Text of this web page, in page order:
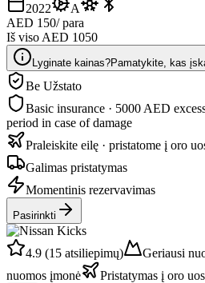
2022
A
AED 150/ para
Iš viso AED 1050
Lyginate kainas?Pamatykite, kas
Be Užstato
Basic insurance · 5000 AED
period in case of damage
Praleiskite eilę · pristatome į oro
Galimas pristatymas
Momentinis rezervavimas
Pasirinkti
4.9 (15 atsiliepimų) Geriausi
nuomos įmonė
Pristatymas į oro